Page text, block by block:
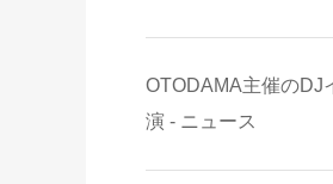
OTODAMA主催のDJ
演 - ニュース